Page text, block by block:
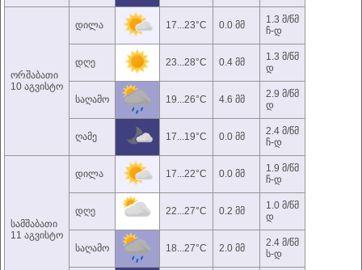
ორშაბათი
10 აგვისტო
დილა 17...23°C 0.0 მმ
1.3 მ/წმ
ჩ-დ
დღე 23...28°C 0.4 მმ
1.3 მ/წმ
დ
საღამო 19...26°C 4.6 მმ
2.9 მ/წმ
დ
ღამე 17...19°C 0.0 მმ
2.4 მ/წმ
ჩ-დ
სამშაბათი
11 აგვისტო
დილა 17...22°C 0.0 მმ
1.9 მ/წმ
ჩ-დ
დღე 22...27°C 0.2 მმ
1.0 მ/წმ
დ
საღამო 18...27°C 2.0 მმ
2.4 მ/წმ
ს-დ